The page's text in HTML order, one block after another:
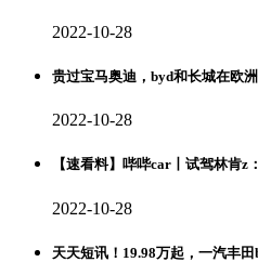
2022-10-28
贵过宝马奥迪，byd和长城在欧洲
2022-10-28
【速看料】哔哔car丨试驾林肯
2022-10-28
天天短讯！19.98万起，一汽丰